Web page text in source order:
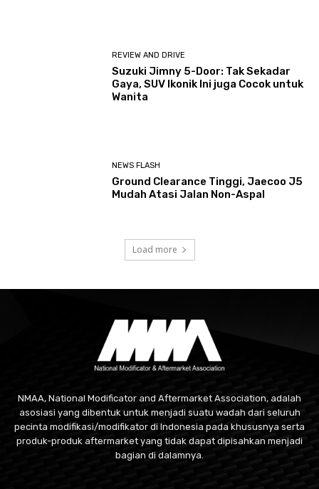
REVIEW AND DRIVE
Suzuki Jimny 5-Door: Tak Sekadar
Gaya, SUV Ikonik Ini juga Cocok untuk
Wanita
NEWS FLASH
Ground Clearance Tinggi, Jaecoo J5
Mudah Atasi Jalan Non-Aspal
Load more
NMAA, National Modificator and Aftermarket Association, adalah
asosiasi yang dibentuk untuk menjadi suatu wadah dari seluruh
pecinta modifikasi/modifikator di Indonesia pada khususnya serta
produk-produk aftermarket yang tidak dapat dipisahkan menjadi
bagian di dalamnya.